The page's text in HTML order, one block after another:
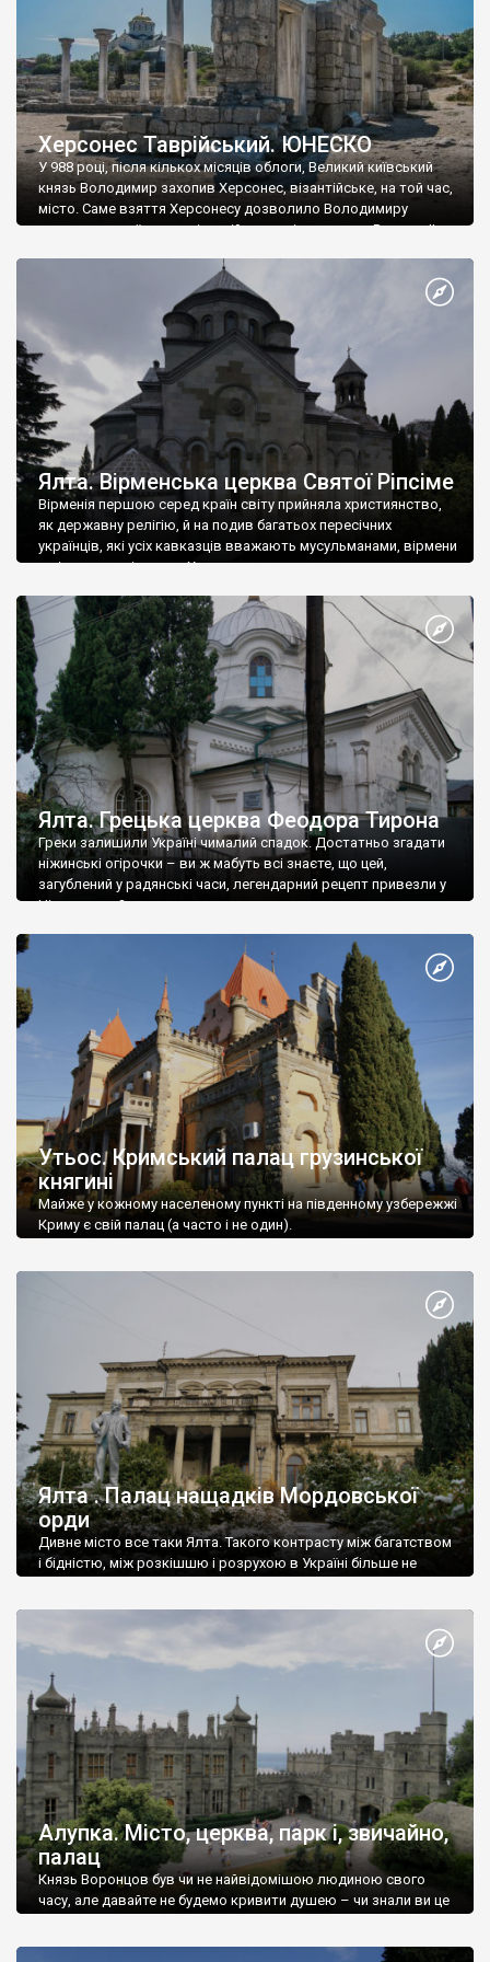
Херсонес Таврійський. ЮНЕСКО
У 988 році, після кількох місяців облоги, Великий київський
князь Володимир захопив Херсонес, візантійське, на той час,
місто. Саме взяття Херсонесу дозволило Володимиру
диктувати свої умови візантійському імператору Василю ІІ, та
Херсонесі Володимир-язичник, став Василем-християнином.
А потім було Хрещення Русі. На честь Херсонесу Таврійського
Ялта. Вірменська церква Святої Ріпсіме
Вірменія першою серед країн світу прийняла християнство,
як державну релігію, й на подив багатьох пересічних
українців, які усіх кавказців вважають мусульманами, вірмени
є відданими вірянами Христа
Ялта. Грецька церква Феодора Тирона
Греки залишили Україні чималий спадок. Достатньо згадати
ніжинські огірочки – ви ж мабуть всі знаєте, що цей,
загублений у радянські часи, легендарний рецепт привезли у
Ніжин греки?
Утьос. Кримський палац грузинської
княгині
Майже у кожному населеному пункті на південному узбережжі
Криму є свій палац (а часто і не один).
Ялта . Палац нащадків Мордовської
орди
Дивне місто все таки Ялта. Такого контрасту між багатством
і бідністю, між розкішшю і розрухою в Україні більше не
Алупка. Місто, церква, парк і, звичайно,
палац
Князь Воронцов був чи не найвідомішою людиною свого
часу, але давайте не будемо кривити душею – чи знали ви це